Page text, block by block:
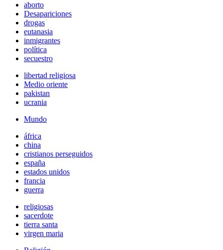
aborto
Desapariciones
drogas
eutanasia
inmigrantes
política
secuestro
libertad religiosa
Medio oriente
pakistan
ucrania
Mundo
áfrica
china
cristianos perseguidos
españa
estados unidos
francia
guerra
religiosas
sacerdote
tierra santa
virgen maria